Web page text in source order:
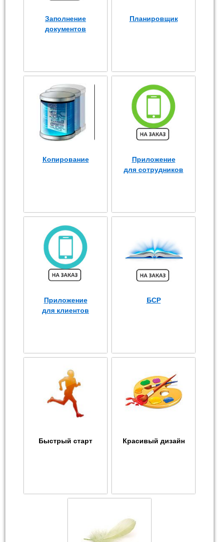
Заполнение
документов
Планировщик
Копирование
Приложение
для сотрудников
Приложение
для клиентов
БСР
Быстрый старт Красивый дизайн